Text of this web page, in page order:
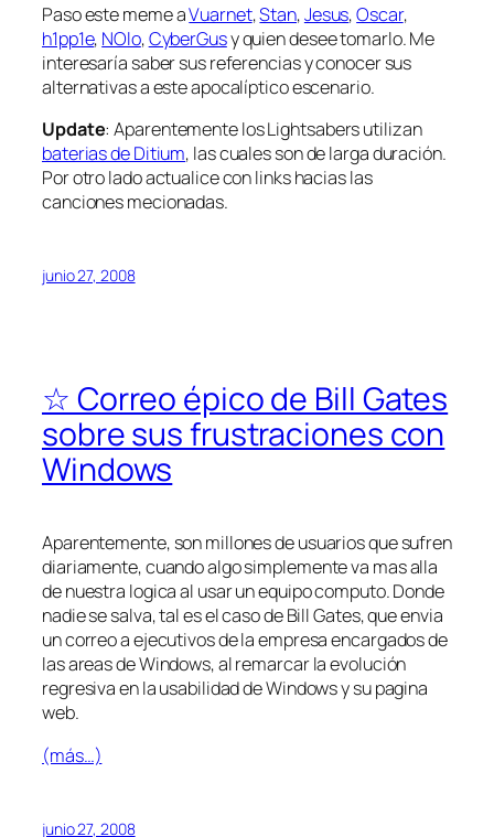
Paso este meme aVuarnet,Stan,Jesus,Oscar,
h1pp1e, NOlo,CyberGusy quien desee tomarlo. Me
interesaría saber sus referencias y conocer sus
alternativas a este apocalíptico escenario.
Update: Aparentemente los Lightsabers utilizan
baterias de Ditium, las cuales son de larga duración.
Por otro lado actualice con links hacias las
canciones mecionadas.
junio 27, 2008
☆ Correo épico de Bill Gates
sobre sus frustraciones con
Windows
Aparentemente, son millones de usuarios que sufren
diariamente, cuando algo simplemente va mas alla
de nuestra logica al usar un equipo computo. Donde
nadie se salva, tal es el caso de Bill Gates, que envia
un correo a ejecutivos de la empresa encargados de
las areas de Windows, al remarcar la evolución
regresiva en la usabilidad de Windows y su pagina
web.
(más…)
junio 27, 2008